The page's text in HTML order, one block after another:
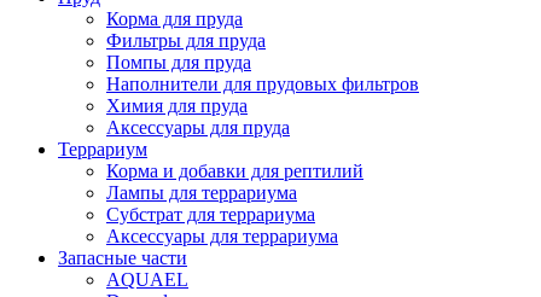
Корма для пруда
Фильтры для пруда
Помпы для пруда
Наполнители для прудовых фильтров
Химия для пруда
Аксессуары для пруда
Террариум
Корма и добавки для рептилий
Лампы для террариума
Субстрат для террариума
Аксессуары для террариума
Запасные части
AQUAEL